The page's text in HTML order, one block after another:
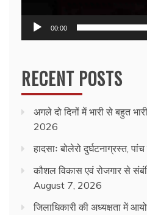
00:00
RECENT POSTS
अगले दो दिनों में भारी से बहुत
2026
हादसाः बोलेरो दुर्घटनाग्रस्त,
कौशल विकास एवं रोजगार से
August 7, 2026
जिलाधिकारी की अध्यक्षता में